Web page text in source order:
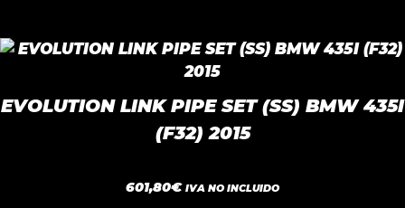
EVOLUTION LINK PIPE SET (SS) BMW 435I
(F32) 2015
0
d
601,80€ IVA NO INCLUIDO